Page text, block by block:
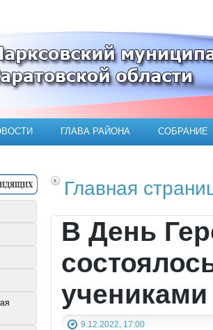
сайт Марксовского
ГЛАВА РАЙОНА СОБРАНИЕ
Главная
В День
9.12.2022, 17:00